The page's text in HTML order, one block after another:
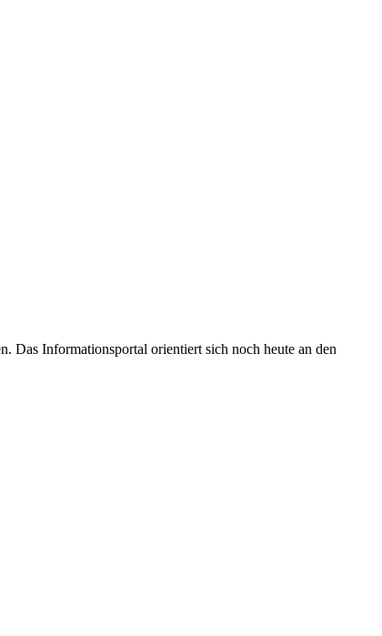
Das Informationsportal orientiert sich noch heute an den